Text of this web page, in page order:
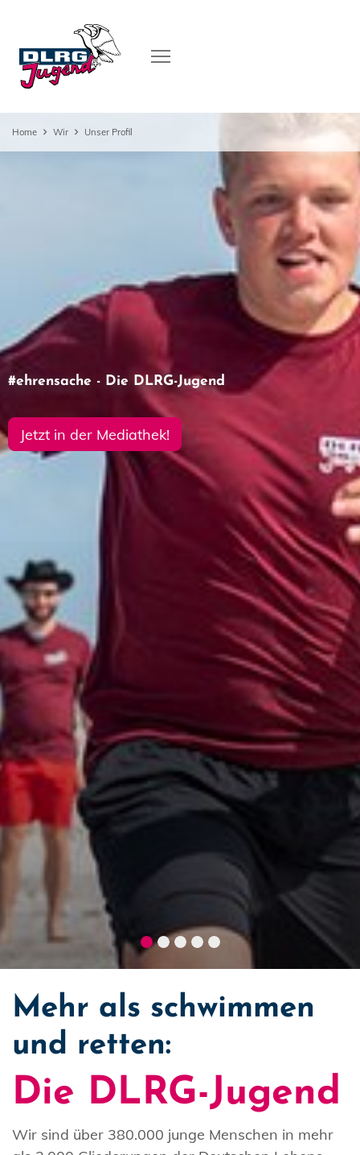
Home Wir Unser Profil
#ehrensache - Die DLRG-Jugend
Jetzt in der Mediathek!
Mehr als schwimmen
und retten:
Die DLRG-Jugend
Wir sind über 380.000 junge Menschen in mehr